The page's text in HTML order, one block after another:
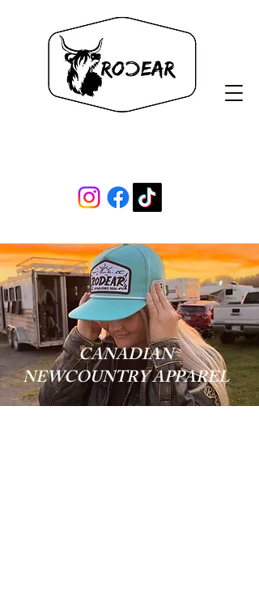
CANADIAN
NEWCOUNTRY APPAREL